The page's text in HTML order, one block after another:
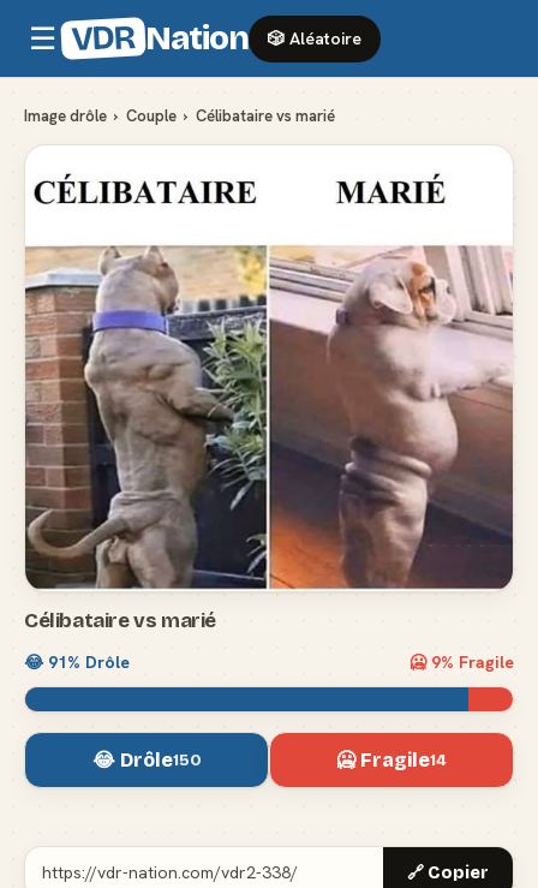
☰ VDR Nation 🎲 Aléatoire
Image drôle › Couple › Célibataire vs marié
Célibataire vs marié
😂 91% Drôle 🥶 9% Fragile
😂 Drôle150 🥶 Fragile14
🔗 Copier